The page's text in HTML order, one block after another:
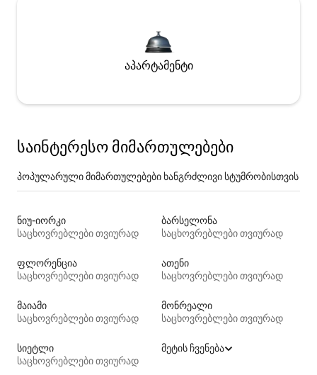
აპარტამენტი
საინტერესო მიმართულებები
პოპულარული მიმართულებები ხანგრძლივი სტუმრობისთვის
ნიუ-იორკი
საცხოვრებლები თვიურად
ბარსელონა
საცხოვრებლები თვიურად
ფლორენცია
საცხოვრებლები თვიურად
ათენი
საცხოვრებლები თვიურად
მაიამი
საცხოვრებლები თვიურად
მონრეალი
საცხოვრებლები თვიურად
სიეტლი
საცხოვრებლები თვიურად
მეტის ჩვენება